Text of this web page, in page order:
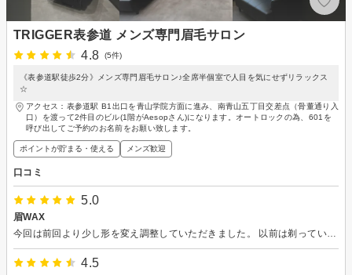
TRIGGER表参道 メンズ専門眉毛サロン
4.8
(5件)
《表参道駅徒歩2分》メンズ専門眉毛サロン♪全席半個室で人目を気にせずリラックス
☆
アクセス：表参道駅 B1出口を青山学院方面に進み、南青山五丁目交差点（骨董通り入
口）を渡って2件目のビル(1階がAesopさん)になります。オートロックの為、601を
呼び出してご予約のお名前をお願い致します。
ポイントが貯まる・使える メンズ歓迎
口コミ
5.0
眉WAX
今回は前回より少し形を変え調整していただきました。 以前は剃っていたのですが、毛抜きを使ってケアしていこうと思います。ありがとうございました。
4.5